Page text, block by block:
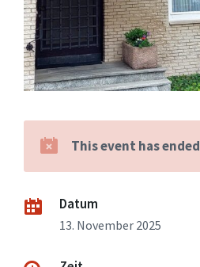
This event has ended
Datum
13. November 2025